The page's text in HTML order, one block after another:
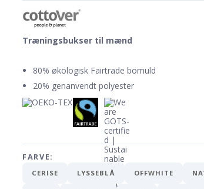
Træningsbukser til mænd
80% økologisk Fairtrade bomuld
20% genanvendt polyester
FARVE:
CERISE LYSSEBLÅ OFFWHITE